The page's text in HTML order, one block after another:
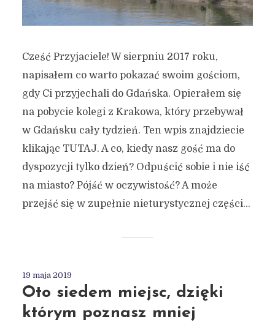
Cześć Przyjaciele! W sierpniu 2017 roku,
napisałem co warto pokazać swoim gościom,
gdy Ci przyjechali do Gdańska. Opierałem się
na pobycie kolegi z Krakowa, który przebywał
w Gdańsku cały tydzień. Ten wpis znajdziecie
klikając TUTAJ. A co, kiedy nasz gość ma do
dyspozycji tylko dzień? Odpuścić sobie i nie iść
na miasto? Pójść w oczywistość? A może
przejść się w zupełnie nieturystycznej części...
19 maja 2019
Oto siedem miejsc, dzięki
którym poznasz mniej